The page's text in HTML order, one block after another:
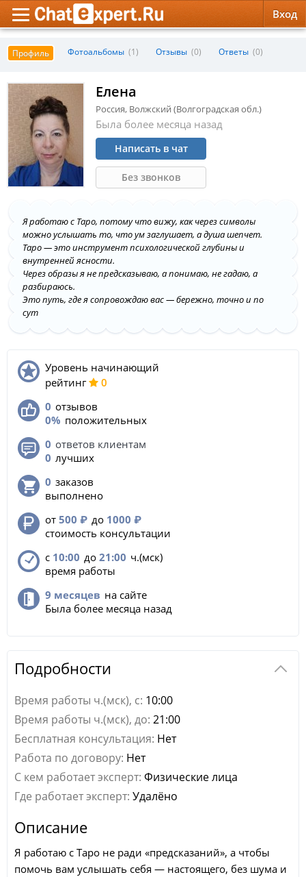
Вход
Профиль Фотоальбомы (1) Отзывы (0) Ответы (0)
Елена
Россия, Волжский (Волгоградская обл.)
Была более месяца назад
Написать в чат
Без звонков
Я работаю с Таро, потому что вижу, как через символы
можно услышать то, что ум заглушает, а душа шепчет.
Таро — это инструмент психологической глубины и
внутренней ясности.
Через образы я не предсказываю, а понимаю, не гадаю, а
разбираюсь.
Это путь, где я сопровождаю вас — бережно, точно и по
сут
Уровень начинающий
pейтинг
0
0 отзывов
0% положительных
0 ответов клиентам
0 лучших
0 заказов
выполнено
от 500 ₽ до 1000 ₽
стоимость консультации
с 10:00 до 21:00 ч.(мск)
время работы
9 месяцев на сайте
Была более месяца назад
Подробности
Время работы ч.(мск), с: 10:00
Время работы ч.(мск), до: 21:00
Бесплатная консультация: Нет
Работа по договору: Нет
С кем работает эксперт: Физические лица
Где работает эксперт: Удалёно
Описание
Я работаю с Таро не ради «предсказаний», а чтобы
помочь вам услышать себя — настоящего, без шума и
Психология
Эзотерика
Красота, Здоровье
Психология
Эзотерика
Красота, Здоровье
Обратная связь
Служба поддержки
Правила сервиса